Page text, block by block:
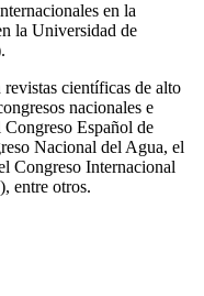
en la
la Universidad de
científicas de alto
nacionales e
Congreso Español de
Nacional del Agua, el
Congreso Internacional
entre otros.